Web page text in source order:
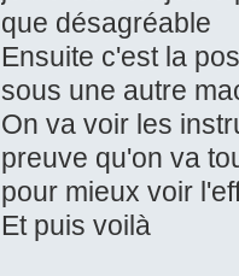
que désagréable
Ensuite c'est la
sous une autre
On va voir les
preuve qu'on va
pour mieux voir
Et puis voilà